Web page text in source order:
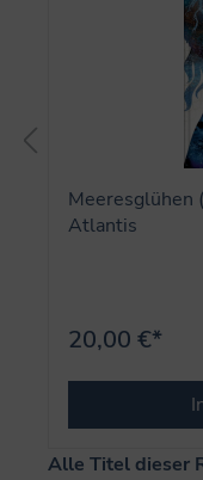
Meeresglühen
Atlantis
20,00 €*
Produktgalerie
Alle Titel dieser